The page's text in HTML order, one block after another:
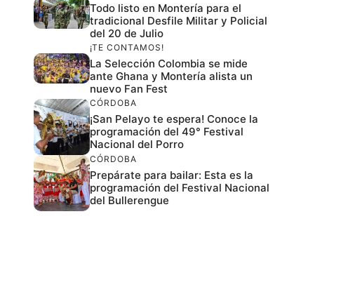
Todo listo en Montería para el
tradicional Desfile Militar y Policial
del 20 de Julio
¡TE CONTAMOS!
La Selección Colombia se mide
ante Ghana y Montería alista un
nuevo Fan Fest
CÓRDOBA
¡San Pelayo te espera! Conoce la
programación del 49° Festival
Nacional del Porro
CÓRDOBA
Prepárate para bailar: Esta es la
programación del Festival Nacional
del Bullerengue